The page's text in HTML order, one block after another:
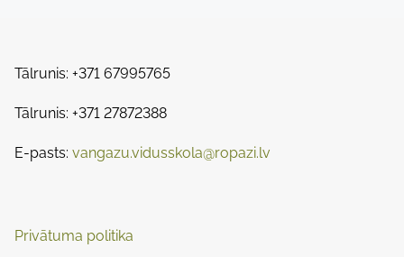
o
t
n
m
n
a
i
Tālrunis: +371 67995765
Tālrunis: +371 27872388
E-pasts: vangazu.vidusskola@ropazi.lv
Privātuma politika